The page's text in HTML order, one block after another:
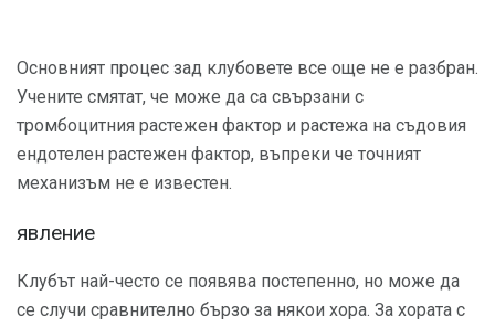
Основният процес зад клубовете все още не е разбран.
Учените смятат, че може да са свързани с
тромбоцитния растежен фактор и растежа на съдовия
ендотелен растежен фактор, въпреки че точният
механизъм не е известен.
явление
Клубът най-често се появява постепенно, но може да
се случи сравнително бързо за някои хора. За хората с